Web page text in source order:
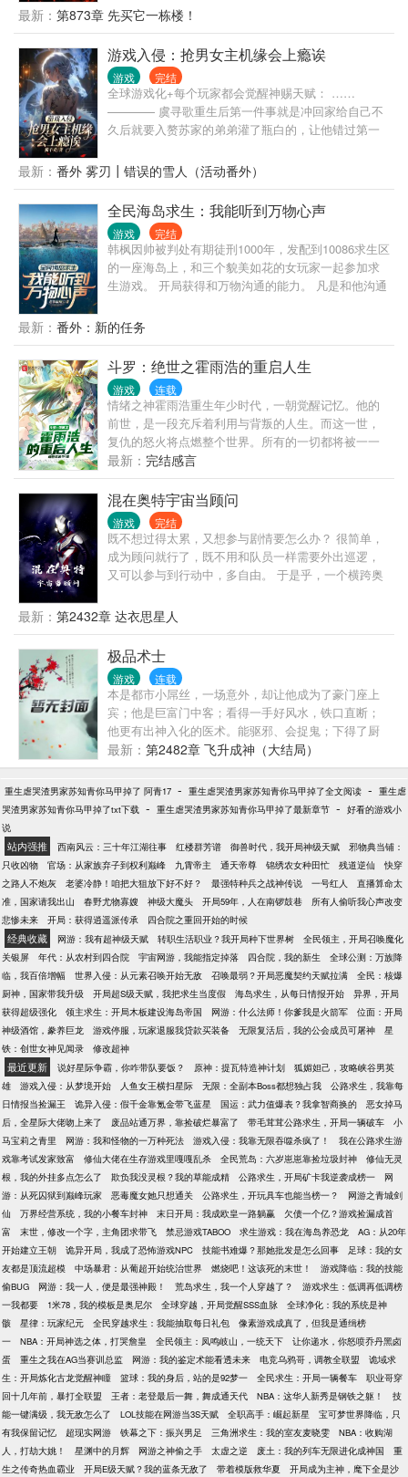
时，陈逸已经分解了百件传说级装备！ 美女会长：“他
好猛！” 土豪大哥：“氪金都比不过他！” 众人震惊：“还
有他杀不了的BOSS吗！？” “为什么他的属性比BOSS
还高！！” BOSS也自闭了：“究竟你是BOSS还是我是
BOSS！？” …… 游戏变强，反馈到现实！ 游戏物品
提取到现实世界！ 成长起来的陈逸，一步踏万里，一
拳碎山岳！ 樱花国：“巴嘎，他为何如此强大？” 大寒
国：“这不可能，这不公平！” 米国：“上帝！他一人比
最新： 第873章 先买它一栋楼！
游戏入侵：抢男女主机缘会上瘾诶
游戏 完结
全球游戏化+每个玩家都会觉醒神赐天赋： ……
———— 虞寻歌重生后第一件事就是冲回家给自己不
久后就要入赘苏家的弟弟灌了瓶白的，让他错过第一
到临死才知道他一直躲在背后算计自己。 弥留之际才
得知自己只是一本男频赘婿爽文的反派，他弟弟是赘
婿男主，被三大世家的女主争抢，而自己，则是男主
那个暗恋男主到疯魔想要取代女主的恶毒姐姐。 她？
暗恋男主要疯魔？想取代女主？ 好好好，你个赘婿为
了赶时髦这么搞是吧？ 这辈子，换我躲在背后了。
最新： 番外 雾刃┃错误的雪人（活动番外）
全民海岛求生：我能听到万物心声
游戏 完结
韩枫因帅被判处有期徒刑1000年，发配到10086求生区
的一座海岛上，和三个貌美如花的女玩家一起参加求
生游戏。 开局获得和万物沟通的能力。 凡是和他沟通
吞噬茅草，最终升级成星空堡垒。 工兵铲吞噬金属物
质，最终升级成混沌开山铲。 木栅栏吞噬木材，最终
升级成不灭长城。 普通菜刀吞噬金属物质，最终升级
成混元屠龙刀。 当别的玩家还在挣扎求存的时候，韩
枫身边美女环绕，过着惬意悠闲的生活。 韩枫：各位
女玩家请自重，我是一个正经人！
最新： 番外：新的任务
斗罗：绝世之霍雨浩的重启人生
游戏 连载
情绪之神霍雨浩重生年少时代，一朝觉醒记忆。他的
前世，是一段充斥着利用与背叛的人生。而这一世，
复仇的怒火将点燃整个世界。所有的一切都将被一一
清算。——————————————本书要素：
【反唐神王】【父慈女孝】【无系统】【奉先在世】
已有千均以上完本作品《诸天：我用呼吸法纵横玄幻
下水道》，人品有保障，放心追读。
最新： 完结感言
混在奥特宇宙当顾问
游戏 完结
既不想过得太累，又想参与剧情要怎么办？ 很简单，
成为顾问就行了，既不用和队员一样需要外出巡逻，
又可以参与到行动中，多自由。 于是乎，一个横跨奥
喝喝咖啡，透漏点怪兽的弱点，就能坐享胜利的果
实。 想出动了，便成为可靠的队友，并在关键时刻变
身成神秘的巨人赢得万众瞩目。 直到有一天，奥特之
父对顾沉说：“顾沉，不如来奥特警备队当个顾问吧，
待遇等同奥特兄弟，如何？”
最新： 第2432章 达衣思星人
极品术士
游戏 连载
本是都市小屌丝，一场意外，却让他成为了豪门座上
宾；他是巨富门中客；看得一手好风水，铁口直断；
他更有出神入化的医术。能驱邪、会捉鬼；下得了厨
房，出得了厅堂。打得过流氓。靓丽女主播、表演系
系花、清纯萝莉，纷纷为之好奇而想一探究竟。他更
是道家赤松门的当代掌门，被誉为道教未来的中流砥
柱。他更是全球首富。当所有的一切集中在一个人身
天却如是说：其实，我只是一个术士。
最新： 第2482章 飞升成神（大结局）
重生虐哭渣男家苏知青你马甲掉了 阿青17 - 重生虐哭渣男家苏知青你马甲掉了全文阅读 - 重生虐
哭渣男家苏知青你马甲掉了txt下载 - 重生虐哭渣男家苏知青你马甲掉了最新章节 - 好看的游戏小
说
站内强推 西南风云：三十年江湖往事 红楼群芳谱 御兽时代，我开局神级天赋
邪物典当铺：
只收凶物
官场：从家族弃子到权利巅峰 九霄帝主 通天帝尊 锦绣农女种田忙 残道逆仙
快穿
之路人不炮灰
老婆冷静！咱把大狙放下好不好？ 最强特种兵之战神传说 一号红人
直播算命太
准，国家请我出山
春野尤物寡嫂 神级大魔头 开局59年，人在南锣鼓巷
所有人偷听我心声改变
悲惨未来
开局：获得逍遥派传承 四合院之重回开始的时候
经典收藏 网游：我有超神级天赋 转职生活职业？我开局种下世界树
全民领主，开局召唤魔化
关银屏
年代：从农村到四合院 宇宙网游，我能指定掉落 四合院，我的新生
全球公测：万族降
临，我百倍增幅
世界入侵：从元素召唤开始无敌 召唤最弱？开局恶魔契约天赋拉满
全民：核爆
厨神，国家带我升级
开局超S级天赋，我把求生当度假 海岛求生，从每日情报开始
异界，开局
获得超级强化
领主求生：开局木板建设海岛帝国 网游：什么法师！你爹我是火箭军
位面：开局
神级酒馆，豢养巨龙
游戏停服，玩家退服我贷款买装备 无限复活后，我的公会成员可屠神
星
铁：创世女神见闻录
修改超神
最近更新 说好星际争霸，你咋带队要饭？ 原神：提瓦特造神计划
狐媚妲己，攻略峡谷男英
雄
游戏入侵：从梦境开始 人鱼女王横扫星际 无限：全副本Boss都想独占我
公路求生，我靠每
日情报当捡漏王
诡异入侵：假千金靠氪金带飞蓝星 国运：武力值爆表？我拿智商换的
恶女掉马
后，全星际大佬吻上来了
废品站通万界，靠捡破烂暴富了 带毛茸茸公路求生，开局一辆破车
小
马宝莉之青里
网游：我和怪物的一万种死法 游戏入侵：我靠无限吞噬杀疯了！
我在公路求生游
戏靠考试发家致富
修仙大佬在生存游戏里嘎嘎乱杀 全民荒岛：六岁崽崽靠捡垃圾封神
修仙无灵
根，我的外挂多点怎么了
欺负我没灵根？我的草能成精 公路求生，开局矿卡我逆袭成榜一
网
游：从死囚狱到巅峰玩家
恶毒魔女她只想通关 公路求生，开玩具车也能当榜一？
网游之青城剑
仙
万界经营系统，我的小餐车封神 末日开局：我成欧皇一路躺赢
欠债一个亿？游戏捡漏成首
富
末世，修改一个字，主角团求带飞 禁忌游戏TABOO 求生游戏：我在海岛养恐龙
AG：从20年
开始建立王朝
诡异开局，我成了恐怖游戏NPC 技能书难爆？那她批发是怎么回事
足球：我的女
友都是顶流超模
中场暴君：从葡超开始统治世界 燃烧吧！这该死的末世！
游戏降临：我的技能
偷BUG
网游：我一人，便是最强神殿！ 荒岛求生，我一个人穿越了？
游戏求生：低调再低调榜
一我都要
1米78，我的模板是奥尼尔 全球穿越，开局觉醒SSS血脉
全球净化：我的系统是神
骸
星律：玩家纪元 全民穿越求生：我能抽取每日礼包
像素游戏成真了，但我是通缉榜
一
NBA：开局神选之体，打哭詹皇 全民领主：凤鸣岐山，一统天下
让你递水，你怒喷乔丹黑卤
蛋
重生之我在AG当赛训总监 网游：我的鉴定术能看透未来 电竞乌鸦哥，调教全联盟
诡域求
生：开局炼化古龙觉醒神瞳
篮球：我的身后，站的是92梦一 全民求生：开局一辆餐车
职业哥穿
回十几年前，暴打全联盟
王者：老登最后一舞，舞成通天代 NBA：这华人新秀是钢铁之躯！
技
能一键满级，我无敌怎么了
LOL技能在网游当3S天赋 全职高手：崛起新星
宝可梦世界降临，只
有我保留记忆
超现实网游 铁幕之下：振兴男足 三角洲求生：我的室友麦晓雯
NBA：收购湖
人，打劫大姚！
星渊中的月辉 网游之神偷之手 太虚之逆 废土：我的列车无限进化成神国
重
生之传奇热血霸业
开局E级天赋？我的蓝条无敌了 带着模版救华夏 开局成为主神，麾下全是沙